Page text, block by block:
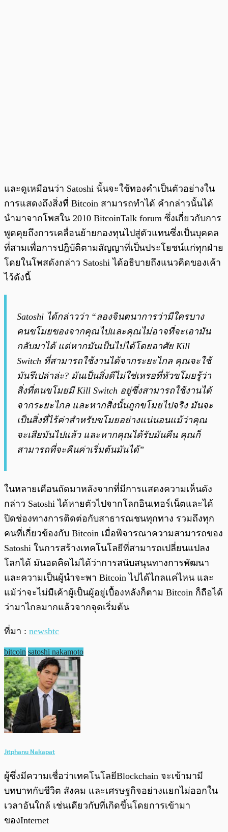
และดูเหมือนว่า Satoshi นั้นจะใช้ทองคำเป็นตัวอย่างใน
การแสดงถึงสิ่งที่ Bitcoin สามารถทำได้ คำกล่าวนั้นได้
นำมาจากโพสใน 2010 BitcoinTalk forum ซึ่งเกี่ยวกับการ
พูดคุยถึงการเคลื่อนย้ายกองทุนไปสู่ตัวแทนซึ่งเป็นบุคคล
ที่สามเพื่อการปฎิบัติตามสัญญาที่เป็นประโยชน์แก่ทุกฝ่าย
โดยในโพสดังกล่าว Satoshi ได้อธิบายถึงแนวคิดของเค้า
ไว้ดังนี้
Satoshi ได้กล่าวว่า “ลองจินตนาการว่ามีใครบาง
คนขโมยของจากคุณไปและคุณไม่อาจที่จะเอามัน
กลับมาได้ แต่หากมันเป็นไปได้โดยอาศัย Kill
Switch ที่สามารถใช้งานได้จากระยะไกล คุณจะใช้
มันรึเปล่าล่ะ? มันเป็นสิ่งดีไม่ใช่เหรอที่หัวขโมยรู้ว่า
สิ่งที่ตนขโมยมี Kill Switch อยู่ซึ่งสามารถใช้งานได้
จากระยะไกล และหากสิ่งนั้นถูกขโมยไปจริง มันจะ
เป็นสิ่งที่ไร้ค่าสำหรับขโมยอย่างแน่นอนแม้ว่าคุณ
จะเสียมันไปแล้ว และหากคุณได้รับมันคืน คุณก็
สามารถที่จะคืนค่าเริ่มต้นมันได้”
ในหลายเดือนถัดมาหลังจากที่มีการแสดงความเห็นดัง
กล่าว Satoshi ได้หายตัวไปจากโลกอินเทอร์เน็ตและได้
ปิดช่องทางการติดต่อกับสาธารณชนทุกทาง รวมถึงทุก
คนที่เกี่ยวข้องกับ Bitcoin เมื่อพิจารณาความสามารถของ
Satoshi ในการสร้างเทคโนโลยีที่สามารถเปลี่ยนแปลง
โลกได้ มันอดคิดไม่ได้ว่าการสนับสนุนทางการพัฒนา
และความเป็นผู้นำจะพา Bitcoin ไปได้ไกลแค่ไหน และ
แม้ว่าจะไม่มีเค้าผู้เป็นผู้อยู่เบื้องหลังก็ตาม Bitcoin ก็ถือได้
ว่ามาไกลมากแล้วจากจุดเริ่มต้น
ที่มา : newsbtc
bitcoin satoshi nakamoto
Jitphanu Nakapat
ผู้ซึ่งมีความเชื่อว่าเทคโนโลยีBlockchain จะเข้ามามี
บทบาทกับชีวิต สังคม และเศรษฐกิจอย่างแยกไม่ออกใน
เวลาอันใกล้ เช่นเดียวกับที่เกิดขึ้นโดยการเข้ามา
ของInternet